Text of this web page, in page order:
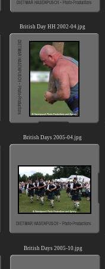
British Day HH 2002-04.jpg
British Days 2005-04.jpg
British Days 2005-10.jpg